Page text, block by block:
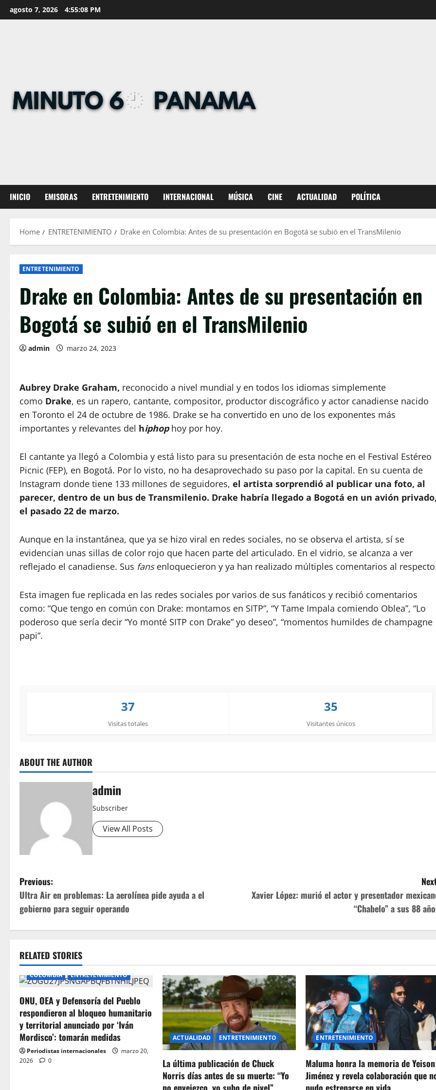
to
agosto 7, 2026 4:55:09 PM
INICIO EMISORAS ENTRETENIMIENTO INTERNACIONAL MÚSICA CINE ACTUALIDAD POLÍTICA
Home ENTRETENIMIENTO Drake en Colombia: Antes de su presentación en Bogotá se subió en el TransMilenio
ENTRETENIMIENTO
Drake en Colombia: Antes de su presentación en
Bogotá se subió en el TransMilenio
admin marzo 24, 2023
Aubrey Drake Graham, reconocido a nivel mundial y en todos los idiomas simplemente
como Drake, es un rapero, cantante, compositor, productor discográfico y actor canadiense nacido
en Toronto el 24 de octubre de 1986. Drake se ha convertido en uno de los exponentes más
importantes y relevantes del hiphop hoy por hoy.
El cantante ya llegó a Colombia y está listo para su presentación de esta noche en el Festival Estéreo
Picnic (FEP), en Bogotá. Por lo visto, no ha desaprovechado su paso por la capital. En su cuenta de
Instagram donde tiene 133 millones de seguidores, el artista sorprendió al publicar una foto, al
parecer, dentro de un bus de Transmilenio. Drake habría llegado a Bogotá en un avión
el pasado 22 de marzo.
Aunque en la instantánea, que ya se hizo viral en redes sociales, no se observa el artista, sí se
evidencian unas sillas de color rojo que hacen parte del articulado. En el vidrio, se alcanza a ver
reflejado el canadiense. Sus fans enloquecieron y ya han realizado múltiples comentarios al
Esta imagen fue replicada en las redes sociales por varios de sus fanáticos y recibió comentarios
como: “Que tengo en común con Drake: montamos en SITP”, “Y Tame Impala comiendo Oblea”, “Lo
poderoso que sería decir “Yo monté SITP con Drake” yo deseo”, “momentos humildes de champagne
papi”.
37
Visitas totales
35
Visitantes únicos
ABOUT THE AUTHOR
admin
Subscriber
View All Posts
P
o
s
n
a
v
i
g
a
Previous:
Ultra Air en problemas: La aerolínea pide ayuda a el
gobierno para seguir operando
Xavier López: murió el actor y presentador
“Chabelo” a sus 88
RELATED STORIES
COLOMBIA ENTRETENIMIENTO
ONU, OEA y Defensoría del Pueblo
respondieron al bloqueo humanitario
y territorial anunciado por ‘Iván
Mordisco’: tomarán medidas
Periodistas internacionales
marzo 20,
2026
0
ACTUALIDAD ENTRETENIMIENTO
La última publicación de Chuck
Norris días antes de su muerte: “Yo
ENTRETENIMIENTO
Maluma honra la memoria de Yeison
Jiménez y revela colaboración que